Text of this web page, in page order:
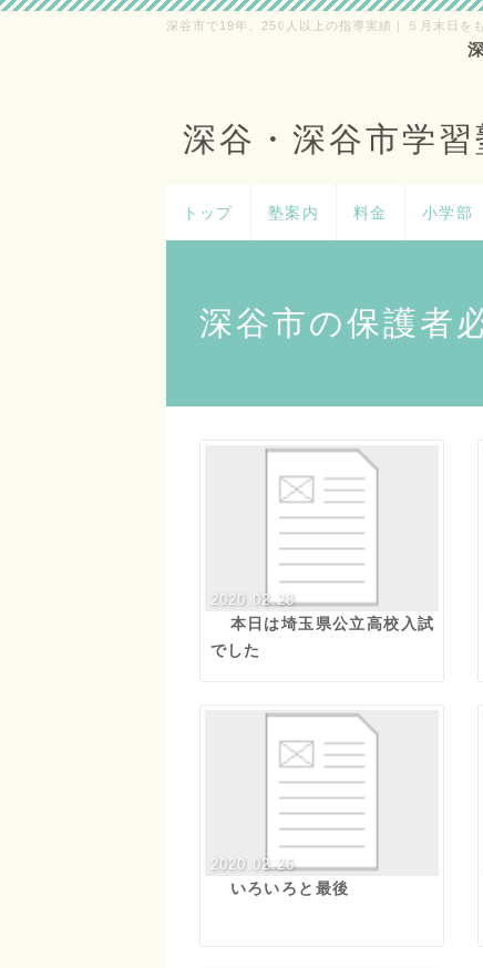
深谷市で19年、250人以上の指導実績｜５月末日を
深谷・深谷市学習
トップ 塾案内 料金 小学部
深谷市の保護者
2020.02.28
本日は埼玉県公立高校入試
でした
2020.02.26
いろいろと最後